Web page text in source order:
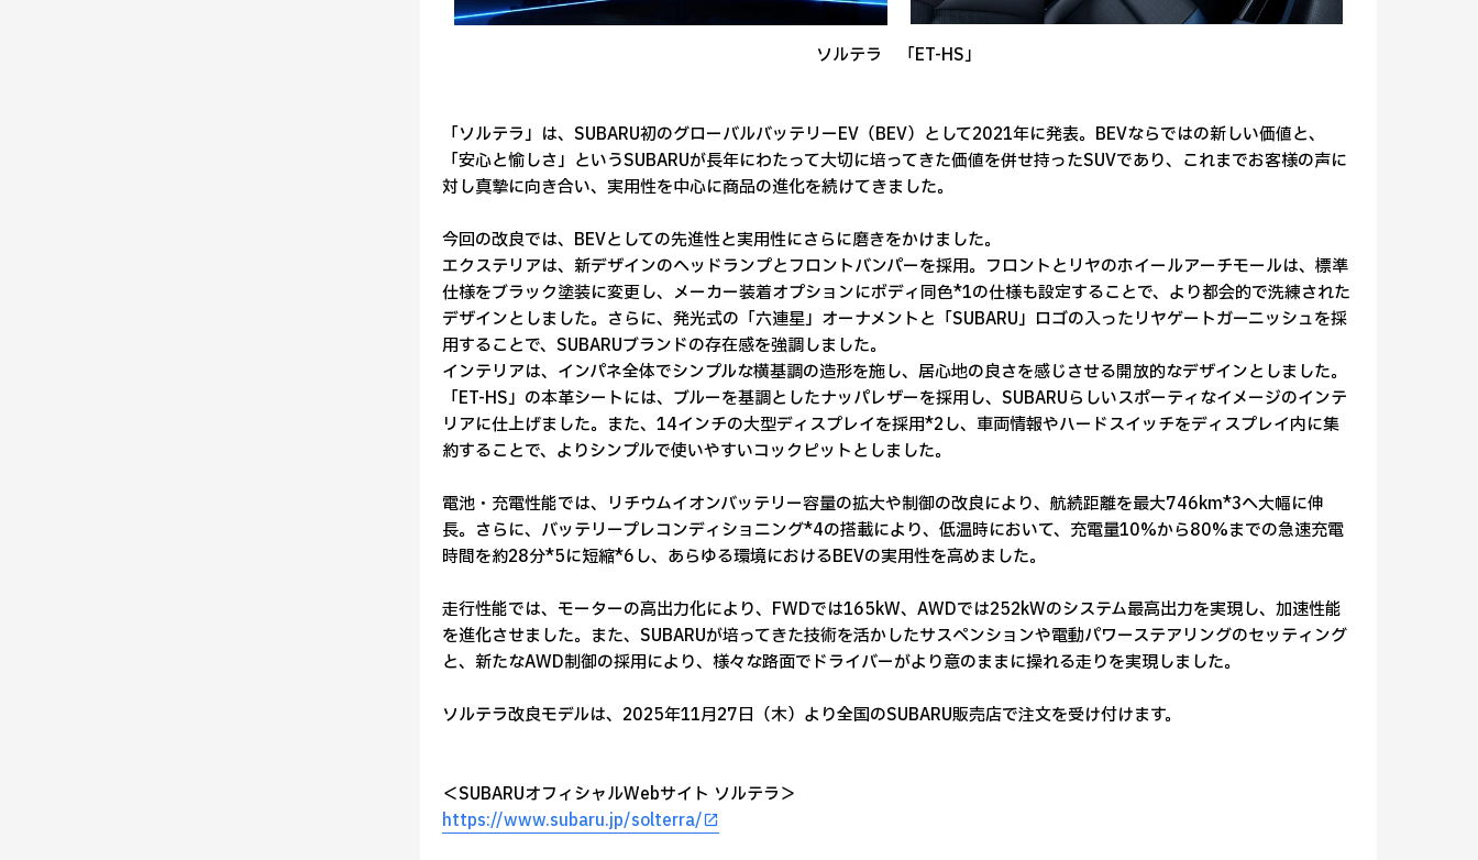
ソルテラ 「ET-HS」
「ソルテラ」は、SUBARU初のグローバルバッテリーEV（BEV）として2021年に発表。BEVならではの新しい価値と、
「安心と愉しさ」というSUBARUが長年にわたって大切に培ってきた価値を併せ持ったSUVであり、これまでお客様の声に
対し真摯に向き合い、実用性を中心に商品の進化を続けてきました。
今回の改良では、BEVとしての先進性と実用性にさらに磨きをかけました。
エクステリアは、新デザインのヘッドランプとフロントバンパーを採用。フロントとリヤのホイールアーチモールは、標準
仕様をブラック塗装に変更し、メーカー装着オプションにボディ同色*1の仕様も設定することで、より都会的で洗練された
デザインとしました。さらに、発光式の「六連星」オーナメントと「SUBARU」ロゴの入ったリヤゲートガーニッシュを採
用することで、SUBARUブランドの存在感を強調しました。
インテリアは、インパネ全体でシンプルな横基調の造形を施し、居心地の良さを感じさせる開放的なデザインとしました。
「ET-HS」の本革シートには、ブルーを基調としたナッパレザーを採用し、SUBARUらしいスポーティなイメージのインテ
リアに仕上げました。また、14インチの大型ディスプレイを採用*2し、車両情報やハードスイッチをディスプレイ内に集
約することで、よりシンプルで使いやすいコックピットとしました。
電池・充電性能では、リチウムイオンバッテリー容量の拡大や制御の改良により、航続距離を最大746km*3へ大幅に伸
長。さらに、バッテリープレコンディショニング*4の搭載により、低温時において、充電量10%から80%までの急速充電
時間を約28分*5に短縮*6し、あらゆる環境におけるBEVの実用性を高めました。
走行性能では、モーターの高出力化により、FWDでは165kW、AWDでは252kWのシステム最高出力を実現し、加速性能
を進化させました。また、SUBARUが培ってきた技術を活かしたサスペンションや電動パワーステアリングのセッティング
と、新たなAWD制御の採用により、様々な路面でドライバーがより意のままに操れる走りを実現しました。
ソルテラ改良モデルは、2025年11月27日（木）より全国のSUBARU販売店で注文を受け付けます。
＜SUBARUオフィシャルWebサイト ソルテラ＞
https://www.subaru.jp/solterra/